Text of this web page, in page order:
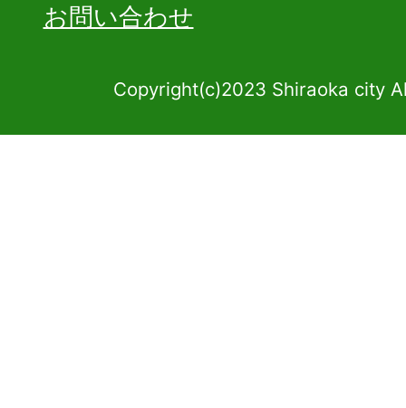
お問い合わせ
Copyright(c)2023 Shiraoka city